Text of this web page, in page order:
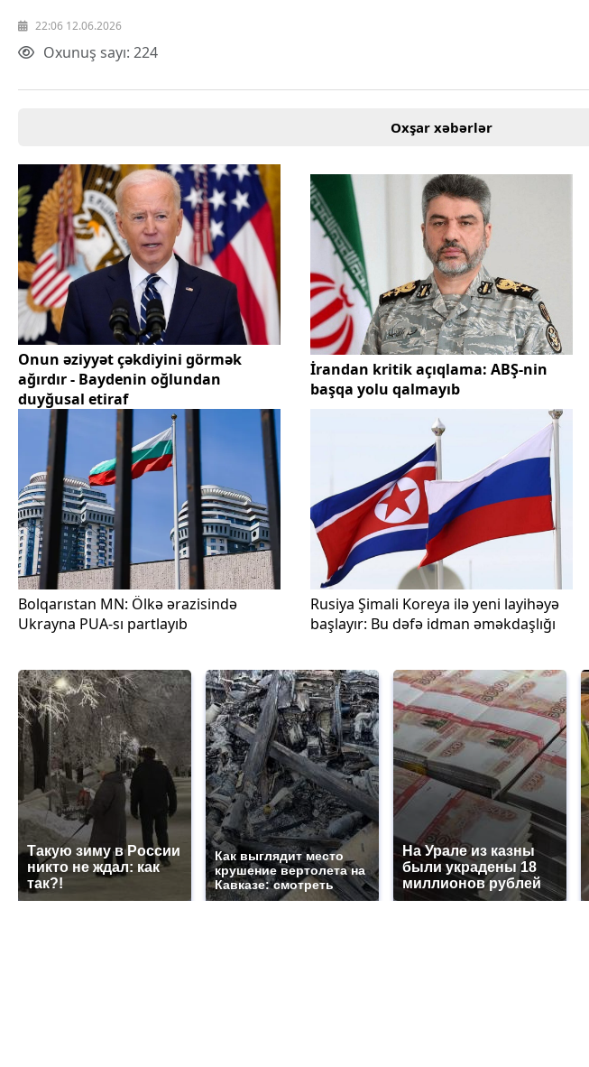
Əlaqə
Missiyamız
22:06 12.06.2026
Oxunuş sayı: 224
Oxşar xəbərlər
Onun əziyyət çəkdiyini görmək
ağırdır - Baydenin oğlundan
duyğusal etiraf
İrandan kritik açıqlama: ABŞ-nin
başqa yolu qalmayıb
Bolqarıstan MN: Ölkə ərazisində
Ukrayna PUA-sı partlayıb
Rusiya Şimali Koreya ilə yeni layihəyə
başlayır: Bu dəfə idman əməkdaşlığı
Такую зиму в России
никто не ждал: как
так?!
Как выглядит место
крушение вертолета на
Кавказе: смотреть
На Урале из казны
были украдены 18
миллионов рублей